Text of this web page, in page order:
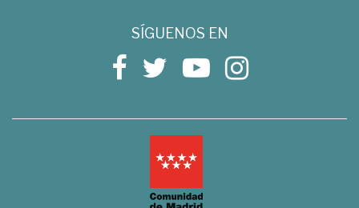
SÍGUENOS EN